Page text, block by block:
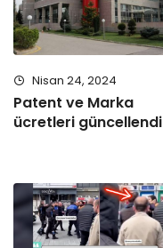
Nisan 24, 2024
Patent ve Marka
ücretleri güncellendi